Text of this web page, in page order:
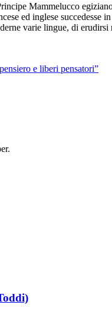
Mammelucco
ed inglese
varie lingue, di
e liberi pensatori”